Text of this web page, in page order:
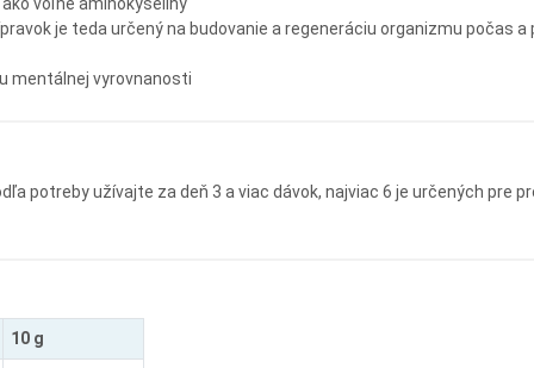
voľné aminokyseliny
je teda určený na budovanie a regeneráciu organizmu počas
mentálnej vyrovnanosti
potreby užívajte za deň 3 a viac dávok, najviac 6 je určených
10 g